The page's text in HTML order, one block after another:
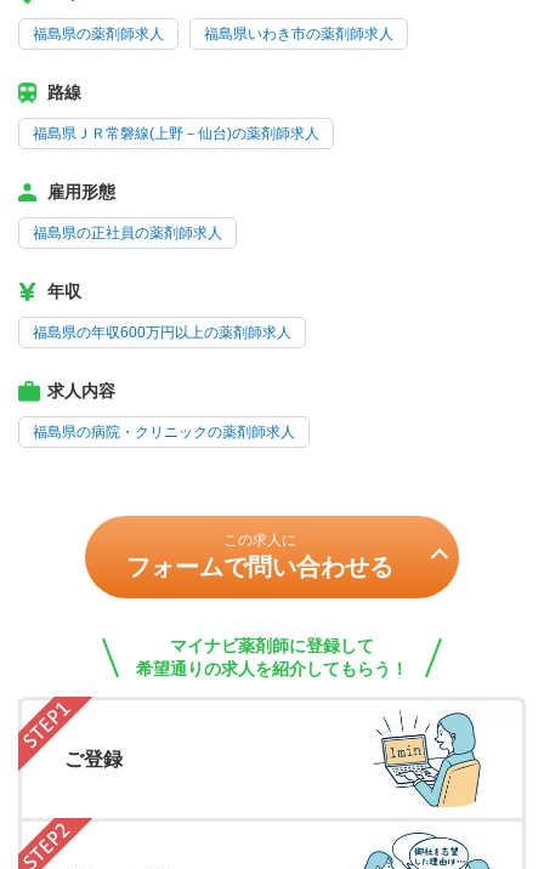
福島県の薬剤師求人 福島県いわき市の薬剤師求人
路線
福島県ＪＲ常磐線(上野－仙台)の薬剤師求人
雇用形態
福島県の正社員の薬剤師求人
年収
福島県の年収600万円以上の薬剤師求人
求人内容
福島県の病院・クリニックの薬剤師求人
この求人に
フォームで問い合わせる
マイナビ薬剤師に登録して
希望通りの求人を紹介してもらう！
ご登録